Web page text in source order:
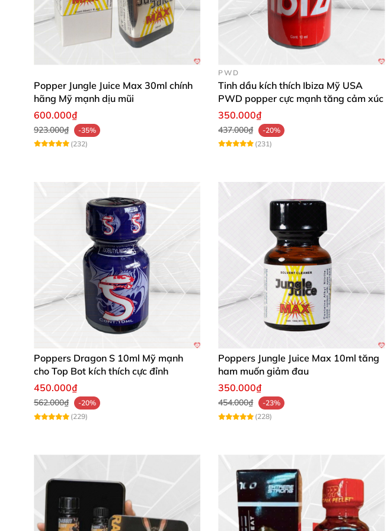
Popper Jungle Juice Max 30ml chính
hãng Mỹ mạnh dịu mũi
600.000₫
923.000₫
-35%
(232)
PWD
Tinh dầu kích thích Ibiza Mỹ USA
PWD popper cực mạnh tăng cảm xúc
350.000₫
437.000₫
-20%
(231)
Poppers Dragon S 10ml Mỹ mạnh
cho Top Bot kích thích cực đỉnh
450.000₫
562.000₫
-20%
(229)
Poppers Jungle Juice Max 10ml tăng
ham muốn giảm đau
350.000₫
454.000₫
-23%
(228)